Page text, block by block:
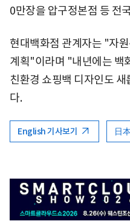
0만장을 압구정본점 등 전
현대백화점 관계자는 "자
계획"이라며 "내년에는 백
친환경 쇼핑백 디자인도
다.
English 기사보기 日